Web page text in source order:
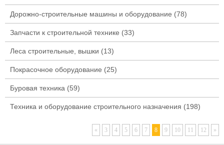
Дорожно-строительные машины и оборудование (78)
Запчасти к строительной технике (33)
Леса строительные, вышки (13)
Покрасочное оборудование (25)
Буровая техника (59)
Техника и оборудование строительного назначения (198)
« 3 4 5 6 7 8 9 10 11 12 »